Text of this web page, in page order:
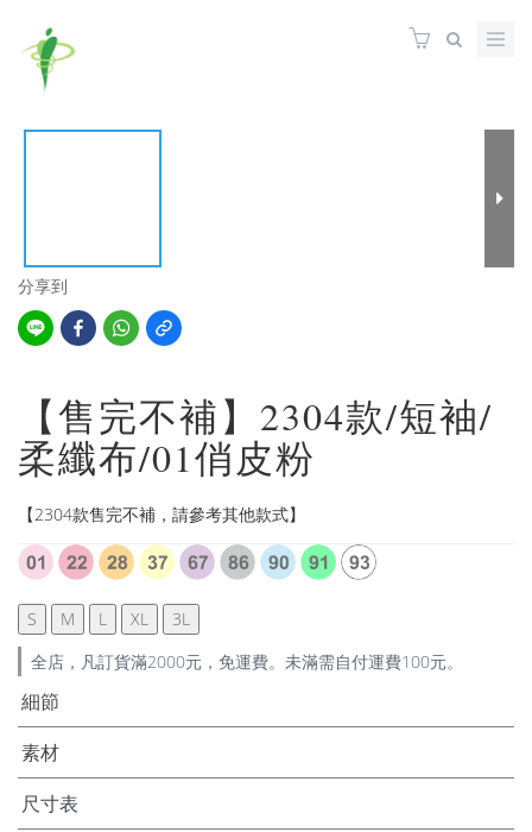
分享到
【售完不補】2304款/短袖/
柔纖布/01俏皮粉
【2304款售完不補，請參考其他款式】
S M L XL
3L
全店，凡訂貨滿2000元，免運費。未滿需自付運費100元。
細節
素材
尺寸表